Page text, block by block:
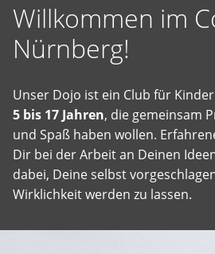
um
an
Ideen
Willkommen im
Nürnberg!
Unser Dojo ist ein Club für
5 bis 17 Jahren, die gemeinsam
und Spaß haben wollen.
Dir bei der Arbeit an Deinen
dabei, Deine selbst
Wirklichkeit werden zu lassen.